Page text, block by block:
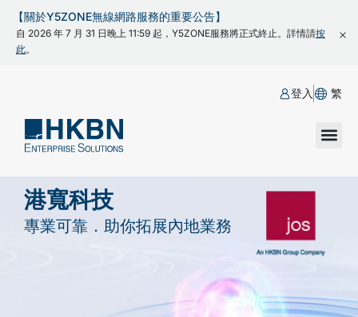
【關於Y5ZONE無線網路服務的重要公告】
自 2026 年 7 月 31 日晚上 11:59 起，Y5ZONE服務將正式終止。詳情請按
此。
登入 繁
港寬科技
專業可靠．助你拓展內地業務